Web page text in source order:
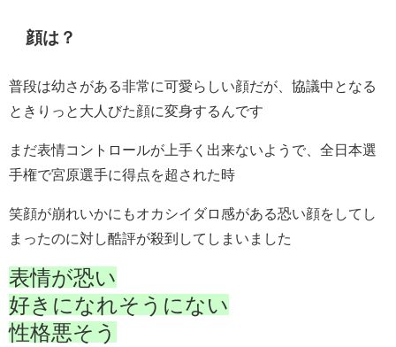
顔は？
普段は幼さがある非常に可愛らしい顔だが、協議中となる
ときりっと大人びた顔に変身するんです
まだ表情コントロールが上手く出来ないようで、全日本選
手権で宮原選手に得点を超された時
笑顔が崩れいかにもオカシイダロ感がある恐い顔をしてし
まったのに対し酷評が殺到してしまいました
表情が恐い
好きになれそうにない
性格悪そう